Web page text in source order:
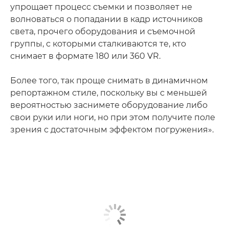
упрощает процесс съемки и позволяет не
волноваться о попадании в кадр источников
света, прочего оборудования и съемочной
группы, с которыми сталкиваются те, кто
снимает в формате 180 или 360 VR.
Более того, так проще снимать в динамичном
репортажном стиле, поскольку вы с меньшей
вероятностью заснимете оборудование либо
свои руки или ноги, но при этом получите поле
зрения с достаточным эффектом погружения».